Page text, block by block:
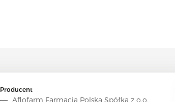
Producent
Aflofarm Farmacja Polska Spółka z o.o.